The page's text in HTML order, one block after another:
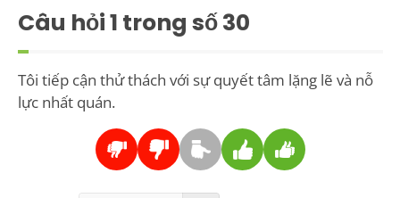
Câu hỏi1 trong số 30
Tôi tiếp cận thử thách với sự quyết tâm lặng lẽ và nỗ
lực nhất quán.